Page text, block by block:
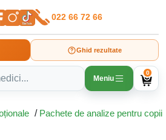
022 66 72 66
Ghid rezultate
Meniu
0
/ Pachete de analize pentru copii